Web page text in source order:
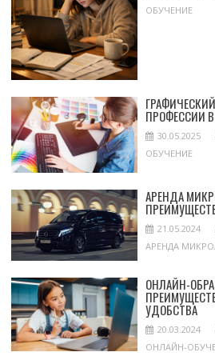
ОБУЧЕНИЕ
ПРОФЕССИИ
30.05.2025
ОБУЧЕНИЕ
АРЕНДА
21.05.2024
АРЕНДА
ОНЛАЙН-
УДОБСТВА
20.03.2024
ОНЛАЙН-